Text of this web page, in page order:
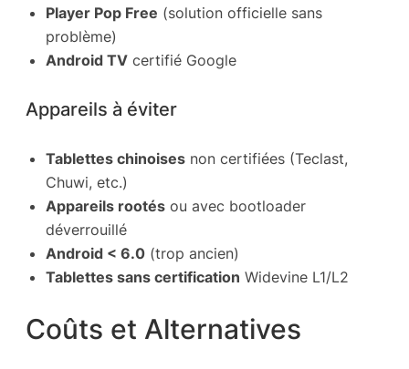
Player Pop Free (solution officielle sans
problème)
Android TV certifié Google
Appareils à éviter
Tablettes chinoises non certifiées (Teclast,
Chuwi, etc.)
Appareils rootés ou avec bootloader
déverrouillé
Android < 6.0 (trop ancien)
Tablettes sans certification Widevine L1/L2
Coûts et Alternatives